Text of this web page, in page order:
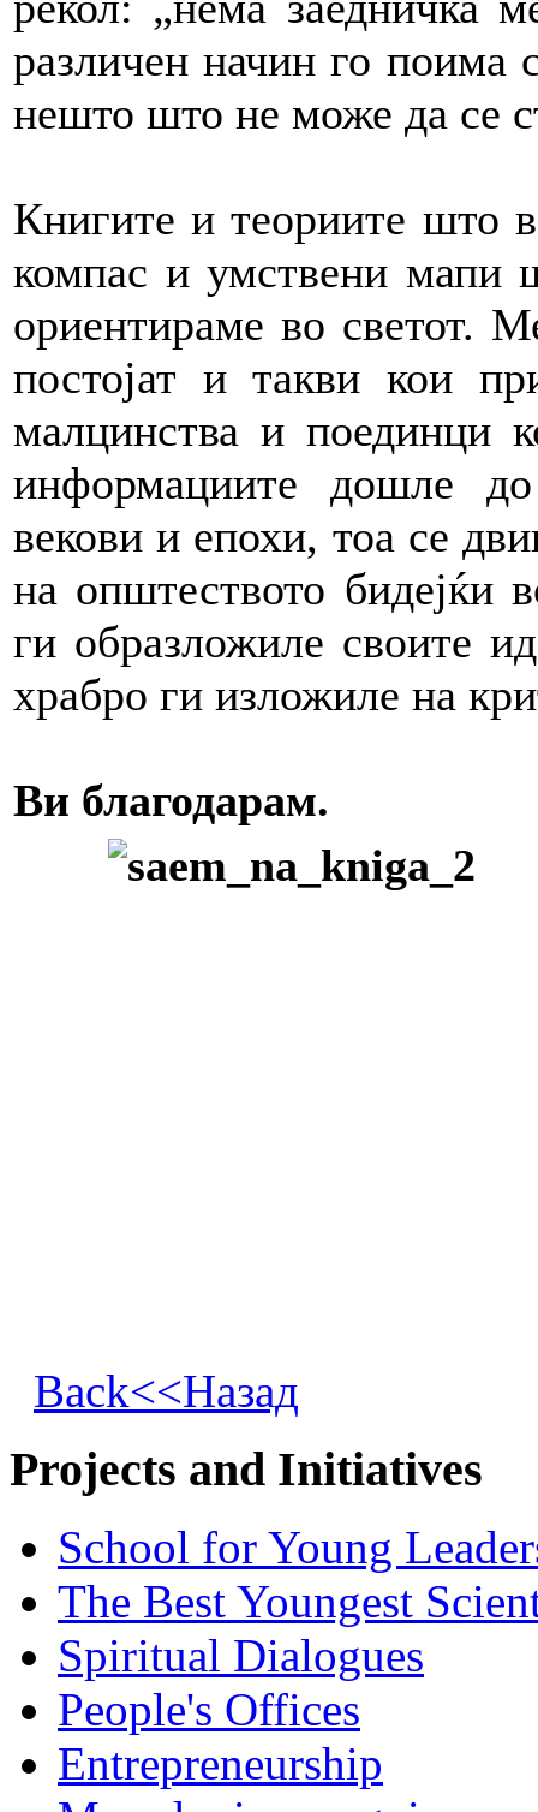
различен начин го поима
нешто што не може да се
Книгите и теориите што
компас и умствени мапи
ориентираме во светот.
постојат и такви кои
малцинства и поединци
информациите дошле
векови и епохи, тоа се
на општеството бидејќи
ги образложиле своите
храбро ги изложиле на
Ви благодарам.
Back<<Назад
Projects and Initiatives
School for Young
The Best Youngest
Spiritual Dialogues
People's Offices
Entrepreneurship